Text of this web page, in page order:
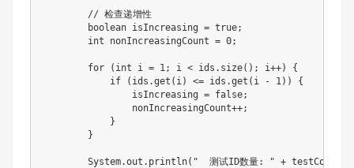
        // 检查递增性
        boolean isIncreasing = true;
        int nonIncreasingCount = 0;
        for (int i = 1; i < ids.size(); i++) {
            if (ids.get(i) <= ids.get(i - 1)) {
                isIncreasing = false;
                nonIncreasingCount++;
            }
        }
        System.out.println("  测试ID数量: " + testCount);